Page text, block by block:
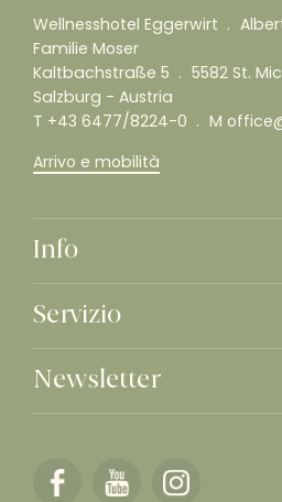
Wellnesshotel Eggerwirt
Familie Moser
Kaltbachstraße 5
5582 St.
Salzburg - Austria
T +43 6477/8224-0 M
Arrivo e mobilità
Info
Servizio
Newsletter